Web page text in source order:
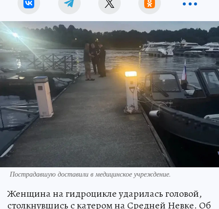
Пострадавшую доставили в медицинское учреждение.
Женщина на гидроцикле ударилась головой,
столкнувшись с катером на Средней Невке. Об